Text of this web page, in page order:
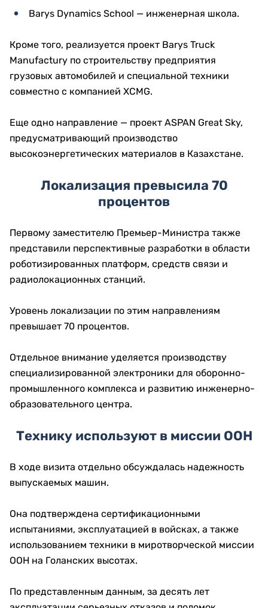
Barys Dynamics School — инженерная школа.
Кроме того, реализуется проект Barys Truck
Manufactury по строительству предприятия
грузовых автомобилей и специальной техники
совместно с компанией XCMG.
Еще одно направление — проект ASPAN Great Sky,
предусматривающий производство
высокоэнергетических материалов в Казахстане.
Локализация превысила 70
процентов
Первому заместителю Премьер-Министра также
представили перспективные разработки в области
роботизированных платформ, средств связи и
радиолокационных станций.
Уровень локализации по этим направлениям
превышает 70 процентов.
Отдельное внимание уделяется производству
специализированной электроники для оборонно-
промышленного комплекса и развитию инженерно-
образовательного центра.
Технику используют в миссии ООН
В ходе визита отдельно обсуждалась надежность
выпускаемых машин.
Она подтверждена сертификационными
испытаниями, эксплуатацией в войсках, а также
использованием техники в миротворческой миссии
ООН на Голанских высотах.
По представленным данным, за десять лет